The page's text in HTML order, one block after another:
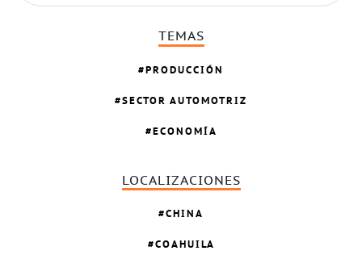
TEMAS
PRODUCCIÓN
SECTOR AUTOMOTRIZ
ECONOMÍA
LOCALIZACIONES
CHINA
COAHUILA